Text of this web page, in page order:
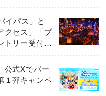
イパス」と
クセス」「プ
トリー受付」
公式Xでパー
１弾キャンペ